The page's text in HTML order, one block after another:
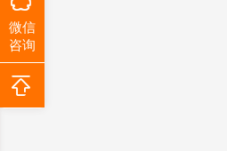
微信
咨询